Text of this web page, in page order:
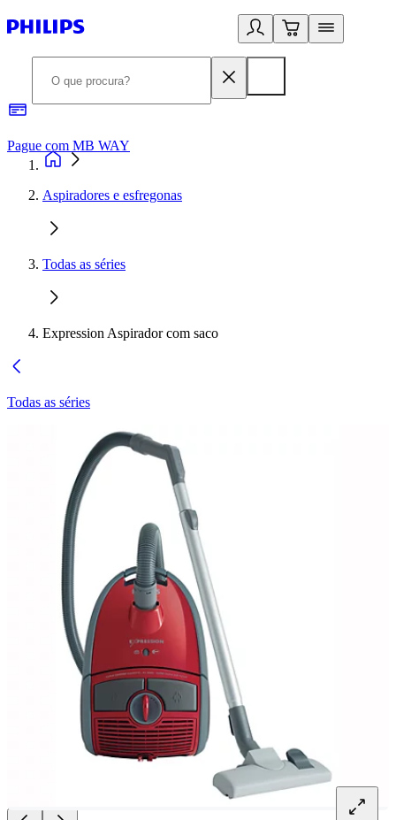
Pague com MB WAY
Aspiradores e esfregonas
Todas as séries
Expression Aspirador com saco
Todas as séries